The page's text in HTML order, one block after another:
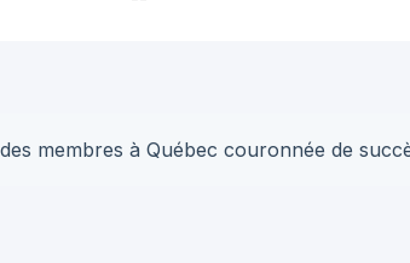
membres à Québec couronnée de